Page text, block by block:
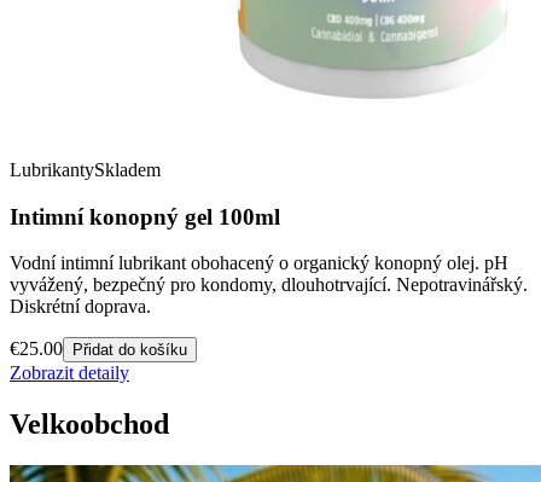
LubrikantySkladem
Intimní konopný gel 100ml
Vodní intimní lubrikant obohacený o organický konopný olej. pH
vyvážený, bezpečný pro kondomy, dlouhotrvající. Nepotravinářský.
Diskrétní doprava.
€25.00 Přidat do košíku
Zobrazit detaily
Velkoobchod